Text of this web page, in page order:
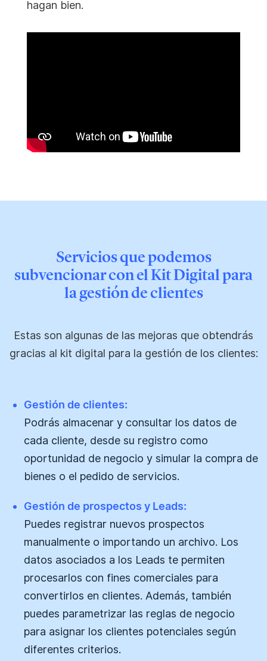
hagan bien.
Servicios que podemos
subvencionar con el Kit Digital para
la gestión de clientes
Estas son algunas de las mejoras que obtendrás
gracias al kit digital para la gestión de los clientes:
Gestión de clientes:
Podrás almacenar y consultar los datos de
cada cliente, desde su registro como
oportunidad de negocio y simular la compra de
bienes o el pedido de servicios.
Gestión de prospectos y Leads:
Puedes registrar nuevos prospectos
manualmente o importando un archivo. Los
datos asociados a los Leads te permiten
procesarlos con fines comerciales para
convertirlos en clientes. Además, también
puedes parametrizar las reglas de negocio
para asignar los clientes potenciales según
diferentes criterios.